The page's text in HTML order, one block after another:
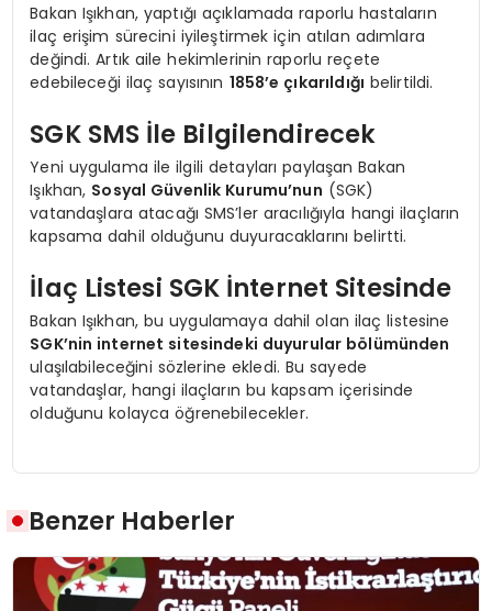
Bakan Işıkhan, yaptığı açıklamada raporlu hastaların
ilaç erişim sürecini iyileştirmek için atılan adımlara
değindi. Artık aile hekimlerinin raporlu reçete
edebileceği ilaç sayısının 1858’e çıkarıldığı belirtildi.
SGK SMS İle Bilgilendirecek
Yeni uygulama ile ilgili detayları paylaşan Bakan
Işıkhan, Sosyal Güvenlik Kurumu’nun (SGK)
vatandaşlara atacağı SMS’ler aracılığıyla hangi ilaçların
kapsama dahil olduğunu duyuracaklarını belirtti.
İlaç Listesi SGK İnternet Sitesinde
Bakan Işıkhan, bu uygulamaya dahil olan ilaç listesine
SGK’nin internet sitesindeki duyurular bölümünden
ulaşılabileceğini sözlerine ekledi. Bu sayede
vatandaşlar, hangi ilaçların bu kapsam içerisinde
olduğunu kolayca öğrenebilecekler.
Benzer Haberler